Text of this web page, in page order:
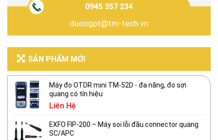
0945 357 234
duongpt@tm-tech.vn
SẢN PHẨM MỚI
Máy đo OTDR mini TM-52D - đa năng, đo sợi
quang có tín hiệu
Liên Hệ
EXFO FIP-200 – Máy soi lỗi đầu connector quang
SC/APC